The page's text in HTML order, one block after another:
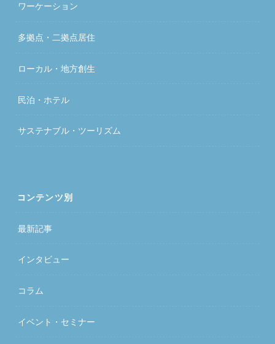
ワーケーション
多拠点・二拠点居住
ローカル・地方創生
民泊・ホテル
サステナブル・ツーリズム
コンテンツ別
最新記事
インタビュー
コラム
イベント・セミナー